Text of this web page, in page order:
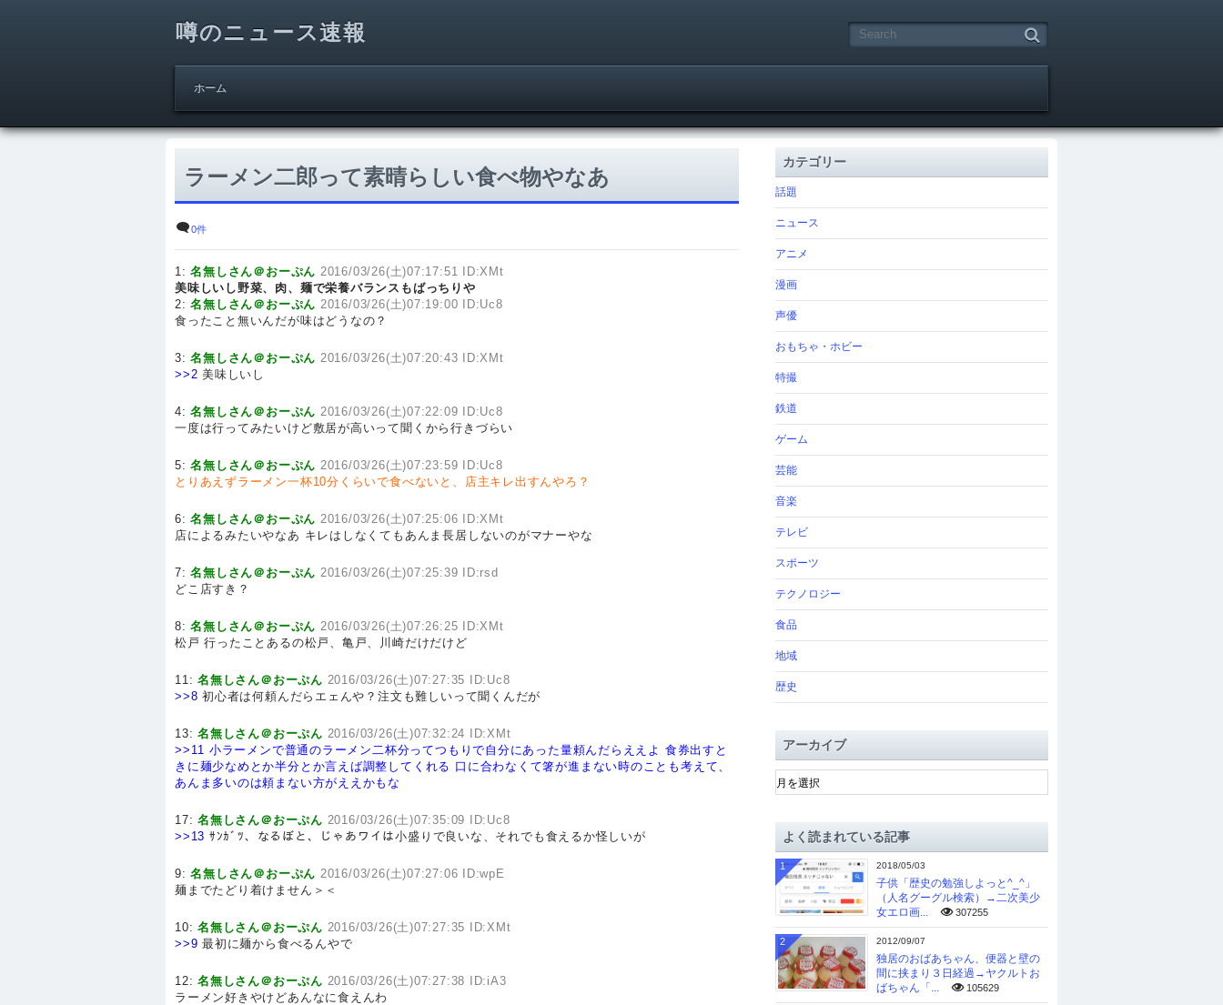
噂のニュース速報
ホーム
ラーメン二郎って素晴らしい食べ物やなあ
0件
1:名無しさん＠おーぷん 2016/03/26(土)07:17:51 ID:XMt
美味しいし野菜、肉、麺で栄養バランスもばっちりや
2:名無しさん＠おーぷん 2016/03/26(土)07:19:00 ID:Uc8
食ったこと無いんだが味はどうなの？
3:名無しさん＠おーぷん 2016/03/26(土)07:20:43 ID:XMt
>>2 美味しいし
4:名無しさん＠おーぷん 2016/03/26(土)07:22:09 ID:Uc8
一度は行ってみたいけど敷居が高いって聞くから行きづらい
5:名無しさん＠おーぷん 2016/03/26(土)07:23:59 ID:Uc8
とりあえずラーメン一杯10分くらいで食べないと、店主キレ出すんやろ？
6:名無しさん＠おーぷん 2016/03/26(土)07:25:06 ID:XMt
店によるみたいやなあ キレはしなくてもあんま長居しないのがマナーやな
7:名無しさん＠おーぷん 2016/03/26(土)07:25:39 ID:rsd
どこ店すき？
8:名無しさん＠おーぷん 2016/03/26(土)07:26:25 ID:XMt
松戸 行ったことあるの松戸、亀戸、川崎だけだけど
11:名無しさん＠おーぷん 2016/03/26(土)07:27:35 ID:Uc8
>>8 初心者は何頼んだらエェんや？注文も難しいって聞くんだが
13:名無しさん＠おーぷん 2016/03/26(土)07:32:24 ID:XMt
>>11 小ラーメンで普通のラーメン二杯分ってつもりで自分にあった量頼んだらええよ 食券出すと
きに麺少なめとか半分とか言えば調整してくれる 口に合わなくて箸が進まない時のことも考えて、
あんま多いのは頼まない方がええかもな
17:名無しさん＠おーぷん 2016/03/26(土)07:35:09 ID:Uc8
>>13 ｻﾝｶﾞﾂ、なるぼと、じゃあワイは小盛りで良いな、それでも食えるか怪しいが
9:名無しさん＠おーぷん 2016/03/26(土)07:27:06 ID:wpE
麺までたどり着けません＞＜
10:名無しさん＠おーぷん 2016/03/26(土)07:27:35 ID:XMt
>>9 最初に麺から食べるんやで
12:名無しさん＠おーぷん 2016/03/26(土)07:27:38 ID:iA3
ラーメン好きやけどあんなに食えんわ
カテゴリー
話題
ニュース
アニメ
漫画
声優
おもちゃ・ホビー
特撮
鉄道
ゲーム
芸能
音楽
テレビ
スポーツ
テクノロジー
食品
地域
歴史
アーカイブ
ア
ー
ブよく読まれている記事
2018/05/03
子供「歴史の勉強しよっと^_^」
（人名グーグル検索）→二次美少
女エロ画...
307255
1
2012/09/07
独居のおばあちゃん、便器と壁の
間に挟まり３日経過→ヤクルトお
ばちゃん「...
105629
2